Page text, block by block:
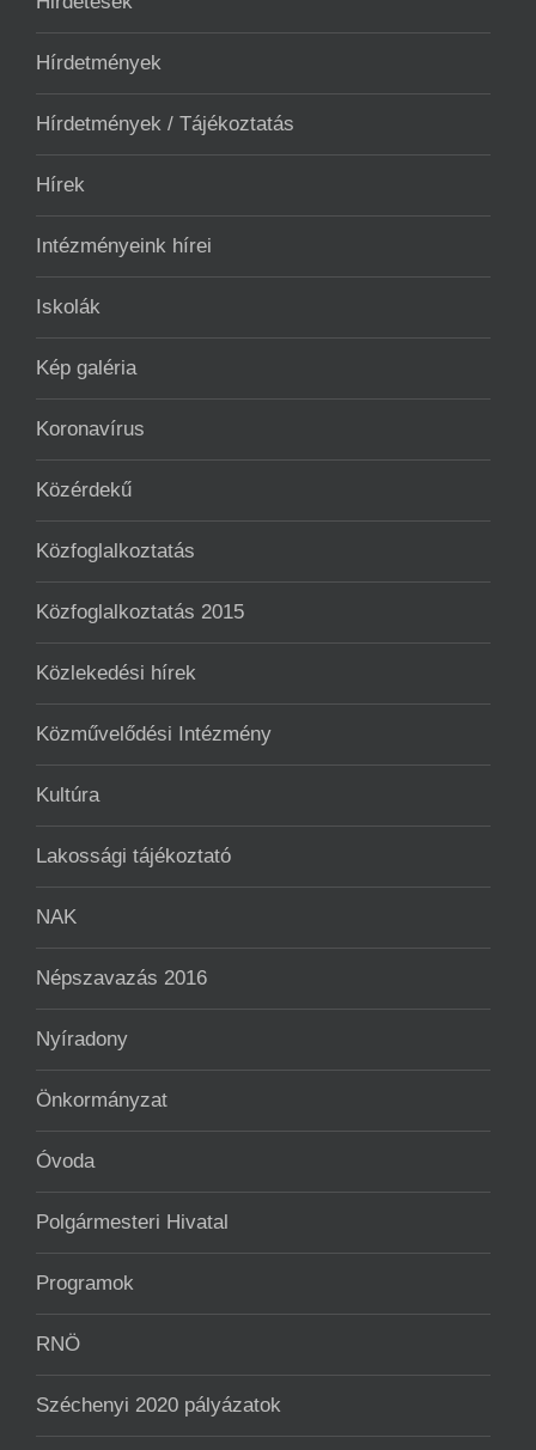
Hírdetmények
Hírdetmények / Tájékoztatás
Hírek
Intézményeink hírei
Iskolák
Kép galéria
Koronavírus
Közérdekű
Közfoglalkoztatás
Közfoglalkoztatás 2015
Közlekedési hírek
Közművelődési Intézmény
Kultúra
Lakossági tájékoztató
NAK
Népszavazás 2016
Nyíradony
Önkormányzat
Óvoda
Polgármesteri Hivatal
Programok
RNÖ
Széchenyi 2020 pályázatok